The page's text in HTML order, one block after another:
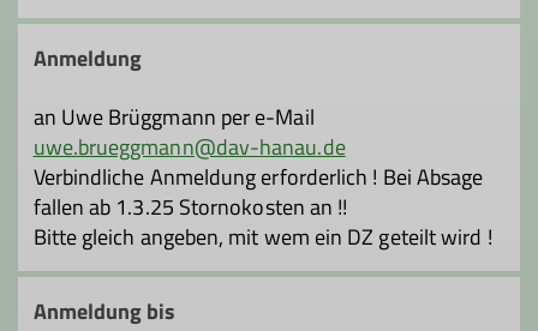
Die Alpingruppe wurde 1992 von einer
Interessengemeinschaft ehemaliger
Kursteilnehmer von Fels- und Eiskursen
der Sektion Hanau gegründet. Ziel war
und ist es, den Bergfreunden ein breites
Spektrum der alpinen Disziplinen
anzubieten, dabei legen wir großen Wert
darauf, dass für jeden Interessensbereich
etwas dabei ist. Es kommt nicht immer
auf Leistung, sondern auch auf die
Freude und das Erlebnis bei den
Anmeldung
an Uwe Brüggmann per e-Mail
uwe.brueggmann@dav-hanau.de
Verbindliche Anmeldung erforderlich ! Bei Absage
fallen ab 1.3.25 Stornokosten an !!
Bitte gleich angeben, mit wem ein DZ geteilt wird !
Anmeldung bis